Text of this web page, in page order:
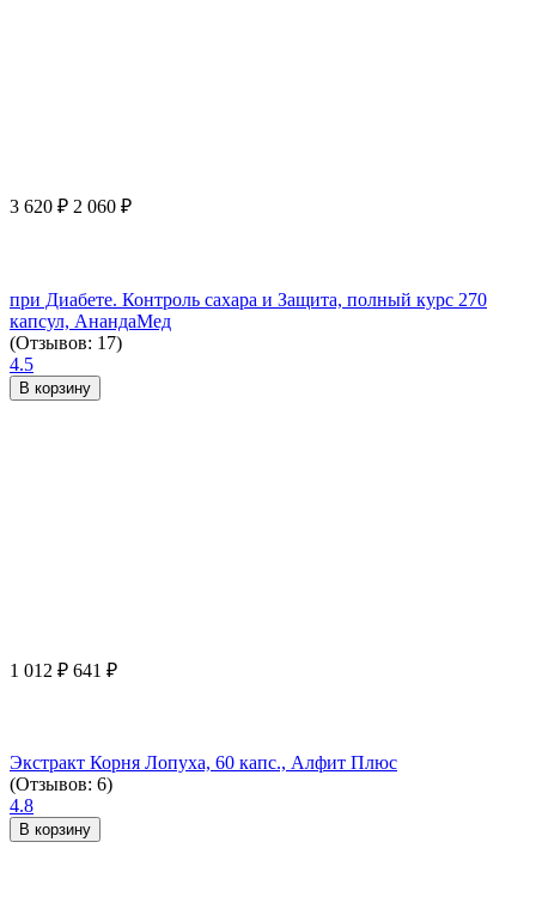
3 620 ₽ 2 060 ₽
при Диабете. Контроль сахара и Защита, полный курс 270
капсул, АнандаМед
(Отзывов: 17)
4.5
В корзину
1 012 ₽ 641 ₽
Экстракт Корня Лопуха, 60 капс., Алфит Плюс
(Отзывов: 6)
4.8
В корзину